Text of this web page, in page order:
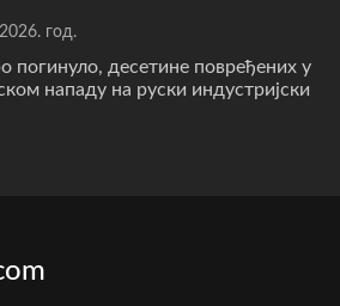
год.
погинуло, десетине повређених у
нападу на руски индустријски